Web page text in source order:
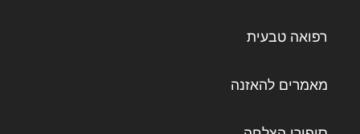
רפואה טבעית
מאמרים להאזנה